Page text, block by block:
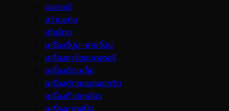
มอเตอร์
สว่านแท่น
เกียร์ทด
เครื่องจี้ปูน-สายจี้ปูน
เครื่องชาร์ตแบตเตอรี่
เครื่องดัดเหล็ก
เครื่องตัดถนนคอนกรีต
เครื่องต๊าปเกลียว
เครื่องบากแป๊ป